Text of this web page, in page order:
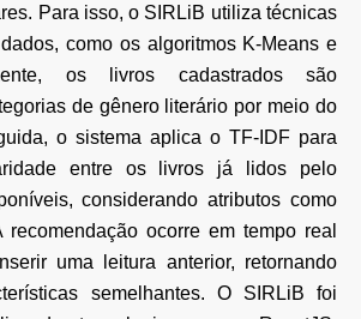
Para isso, o SIRLiB utiliza técnicas
como os algoritmos K-Means e
os livros cadastrados são
de gênero literário por meio do
o sistema aplica o TF-IDF para
entre os livros já lidos pelo
considerando atributos como
ocorre em tempo real
uma leitura anterior, retornando
semelhantes. O SIRLiB foi